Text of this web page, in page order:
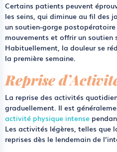
Certains patients peuvent
les seins, qui diminue au fil des
un soutien-gorge
mouvements et offrir un soutien
Habituellement, la douleur se
la première semaine.
Reprise
La reprise des activités
graduellement. Il est
activité physique intense
Les activités légères, telles que
reprises dès le lendemain de